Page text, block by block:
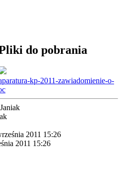
do pobrania
kp-2011-zawiadomienie-o-
2011 15:26
2011 15:26